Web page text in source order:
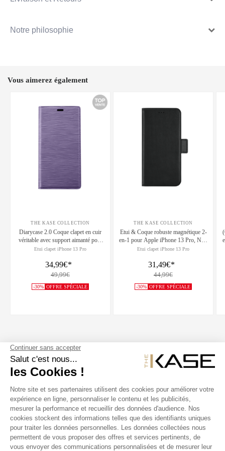
Notre philosophie
Vous aimerez également
THE KASE COLLECTION
Diarycase 2.0 Coque clapet en cuir
véritable avec support aimanté pour
Apple iPhone 13 Pro, Violet Lilas
Etui clapet iPhone 13 Pro
34,99€*
49,99€
-30% OFFRE SPÉCIALE
THE KASE COLLECTION
Etui & Coque robuste magnétique 2-
en-1 pour Apple iPhone 13 Pro, Noir
Onyx
Etui clapet iPhone 13 Pro
31,49€*
44,99€
-30% OFFRE SPÉCIALE
NOS PRODUITS
THE KASE